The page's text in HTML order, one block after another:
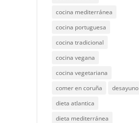
cocina mediterránea
cocina portuguesa
cocina tradicional
cocina vegana
cocina vegetariana
comer en coruña
desayuno
dieta atlantica
dieta mediterránea